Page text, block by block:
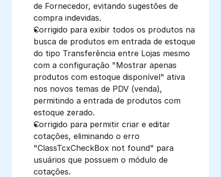
de Fornecedor, evitando sugestões de
compra indevidas.
Corrigido para exibir todos os produtos na
busca de produtos em entrada de estoque
do tipo Transferência entre Lojas mesmo
com a configuração "Mostrar apenas
produtos com estoque disponível" ativa
nos novos temas de PDV (venda),
permitindo a entrada de produtos com
estoque zerado.
Corrigido para permitir criar e editar
cotações, eliminando o erro
"ClassTcxCheckBox not found" para
usuários que possuem o módulo de
cotações.